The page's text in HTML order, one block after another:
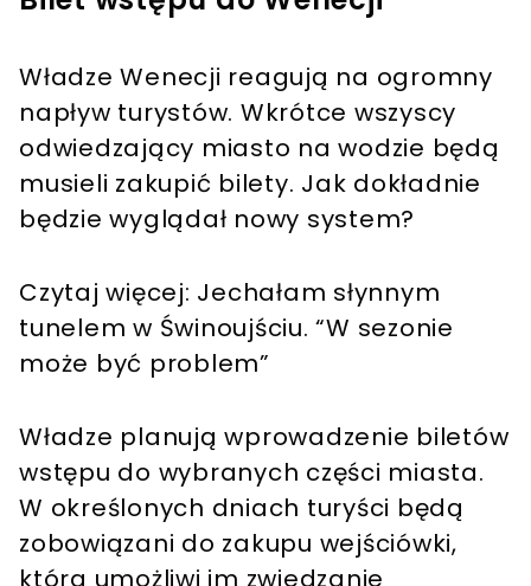
Władze Wenecji reagują na ogromny
napływ turystów. Wkrótce wszyscy
odwiedzający miasto na wodzie będą
musieli zakupić bilety. Jak dokładnie
będzie wyglądał nowy system?
Czytaj więcej: Jechałam słynnym
tunelem w Świnoujściu. “W sezonie
może być problem”
Władze planują wprowadzenie biletów
wstępu do wybranych części miasta.
W określonych dniach turyści będą
zobowiązani do zakupu wejściówki,